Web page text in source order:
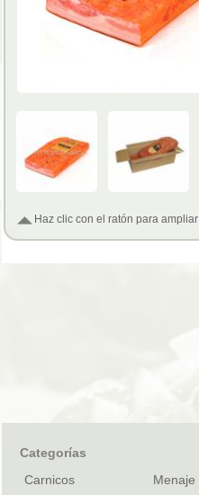
Haz clic con el ratón para ampliar
Categorías
Carnicos
Menaje